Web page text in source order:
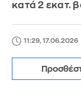
κατά 2 εκατ.
11:29, 17.06.2026